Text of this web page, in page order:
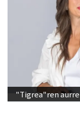
"Tigrea"ren